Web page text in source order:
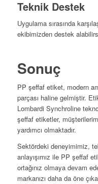
Teknik Destek
Uygulama sırasında
ekibimizden destek
Sonuç
PP şeffaf etiket, modern
parçası haline gelmiştir.
Lombardi Synchroline
şeffaf etiketler,
yardımcı olmaktadır.
Sektördeki deneyimimiz,
anlayışımız ile PP şeffaf
ortağınız olmaya devam
markanızı daha da öne